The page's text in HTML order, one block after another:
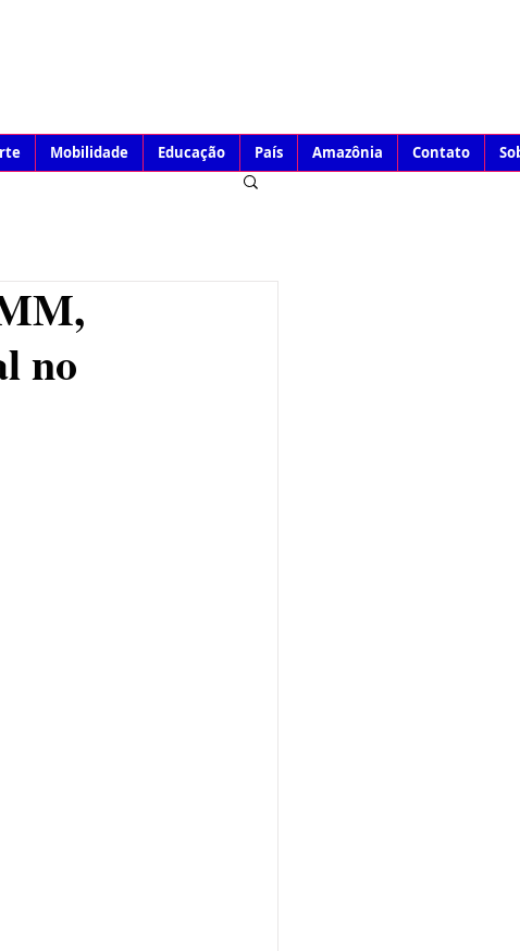
Mobilidade Educação País Amazônia Contato
no